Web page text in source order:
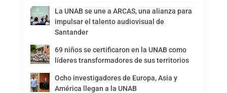
La UNAB se une a ARCAS, una alianza para
impulsar el talento audiovisual de
Santander
69 niños se certificaron en la UNAB como
líderes transformadores de sus territorios
Ocho investigadores de Europa, Asia y
América llegan a la UNAB